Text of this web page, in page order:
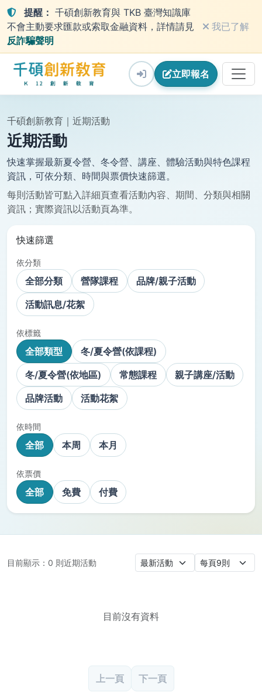
提醒： 千碩創新教育與 TKB 臺灣知識庫
不會主動要求匯款或索取金融資料，詳情請見
反詐騙聲明
我已了解
立即報名
千碩創新教育｜近期活動
近期活動
快速掌握最新夏令營、冬令營、講座、體驗活動與特色課程
資訊，可依分類、時間與票價快速篩選。
每則活動皆可點入詳細頁查看活動內容、期間、分類與相關
資訊；實際資訊以活動頁為準。
快速篩選
依分類
全部分類 營隊課程
品牌/親子活動
活動訊息/花絮
依標籤
全部類型
冬/夏令營(依課程)
冬/夏令營(依地區)
常態課程
親子講座/活動
品牌活動
活動花絮
依時間
全部 本周 本月
依票價
全部 免費 付費
目前顯示： 0 則近期活動
目前沒有資料
上一頁 下一頁